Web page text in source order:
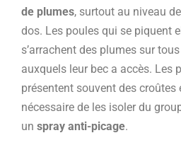
de plumes, surtout au niveau
dos. Les poules qui se piquent
s’arrachent des plumes sur
auxquels leur bec a accès. Les
présentent souvent des croûtes
nécessaire de les isoler du
un spray anti-picage.